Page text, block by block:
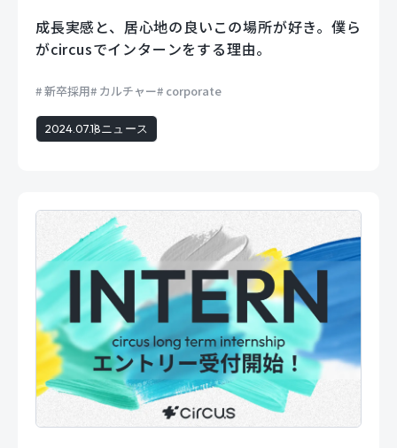
成長実感と、居心地の良いこの場所が好き。僕ら
がcircusでインターンをする理由。
新卒採用 カルチャー corporate
2024.07.18ニュース